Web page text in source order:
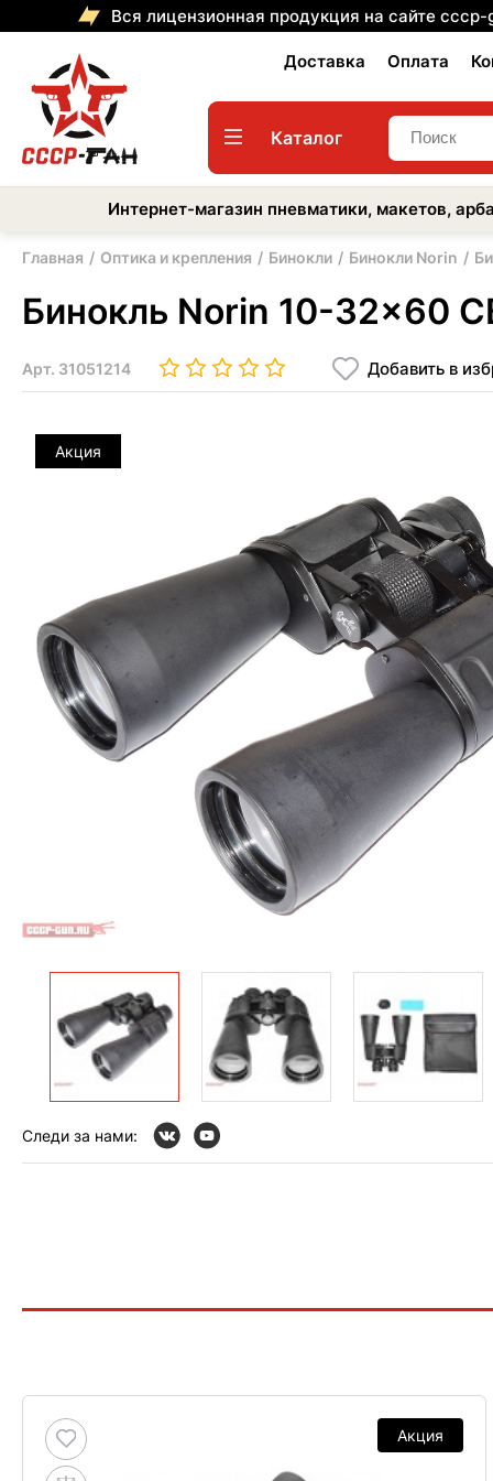
Вся лицензионная продукция на сайте
Доставка Оплата
Каталог
Интернет-магазин пневматики, макетов,
Главная Оптика и крепления Бинокли Бинокли Norin
Бинокль Norin 10-32x60
Арт. 31051214 Добавить в
Акция
Следи за нами:
Акция